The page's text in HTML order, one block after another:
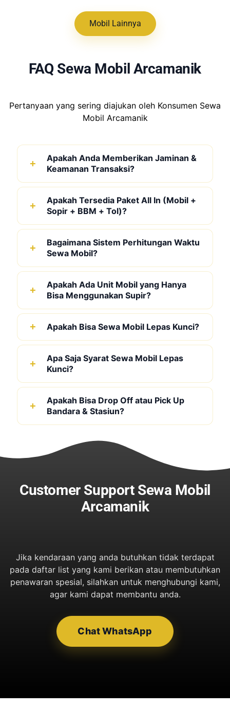
Mobil Lainnya
FAQ Sewa Mobil Arcamanik
Pertanyaan yang sering diajukan oleh Konsumen Sewa
Mobil Arcamanik
Apakah Anda Memberikan Jaminan &
Keamanan Transaksi?
Apakah Tersedia Paket All In (Mobil +
Sopir + BBM + Tol)?
Bagaimana Sistem Perhitungan Waktu
Sewa Mobil?
Apakah Ada Unit Mobil yang Hanya
Bisa Menggunakan Supir?
Apakah Bisa Sewa Mobil Lepas Kunci?
Apa Saja Syarat Sewa Mobil Lepas
Kunci?
Apakah Bisa Drop Off atau Pick Up
Bandara & Stasiun?
Customer Support Sewa Mobil
Arcamanik
Jika kendaraan yang anda butuhkan tidak terdapat
pada daftar list yang kami berikan atau membutuhkan
penawaran spesial, silahkan untuk menghubungi kami,
agar kami dapat membantu anda.
Chat WhatsApp